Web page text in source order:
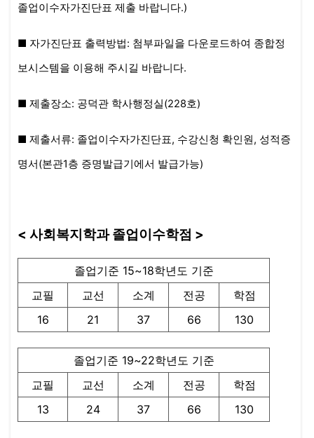
졸업이수자가진단표 제출 바랍니다.)
■ 자가진단표 출력방법: 첨부파일을 다운로드하여 종합정
보시스템을 이용해 주시길 바랍니다.
■ 제출장소: 공덕관 학사행정실(228호)
■ 제출서류: 졸업이수자가진단표, 수강신청 확인원, 성적증
명서(본관1층 증명발급기에서 발급가능)
< 사회복지학과 졸업이수학점 >
졸업기준 15~18학년도 기준
교필
교선 소계 전공
학점
16
21 37 66 130
졸업기준 19~22학년도 기준
교필
교선 소계 전공
학점
13
24 37 66 130